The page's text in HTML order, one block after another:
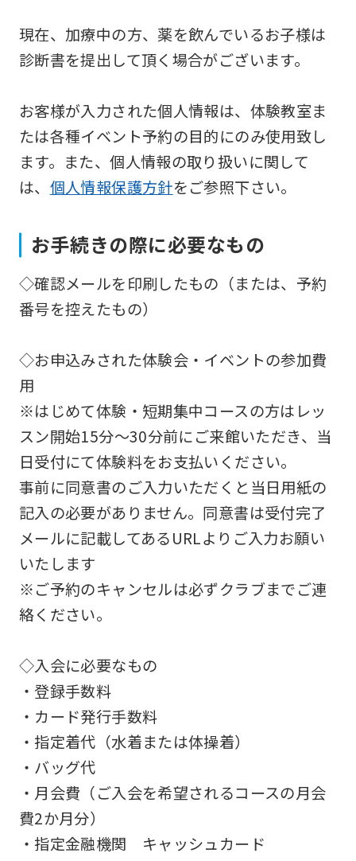
現在、加療中の方、薬を飲んでいるお子様は
診断書を提出して頂く場合がございます。
お客様が入力された個人情報は、体験教室ま
たは各種イベント予約の目的にのみ使用致し
ます。また、個人情報の取り扱いに関して
は、 個人情報保護方針をご参照下さい。
お手続きの際に必要なもの
◇確認メールを印刷したもの（または、予約
番号を控えたもの）
◇お申込みされた体験会・イベントの参加費
用
※はじめて体験・短期集中コースの方はレッ
スン開始15分～30分前にご来館いただき、当
日受付にて体験料をお支払いください。
事前に同意書のご入力いただくと当日用紙の
記入の必要がありません。同意書は受付完了
メールに記載してあるURLよりご入力お願い
いたします
※ご予約のキャンセルは必ずクラブまでご連
絡ください。
◇入会に必要なもの
・登録手数料
・カード発行手数料
・指定着代（水着または体操着）
・バッグ代
・月会費（ご入会を希望されるコースの月会
費2か月分）
・指定金融機関 キャッシュカード
the
Japanese
of
this
website
will
translated
so
not
an
accurate
translation.
The
translation
may
from
that
fully
this